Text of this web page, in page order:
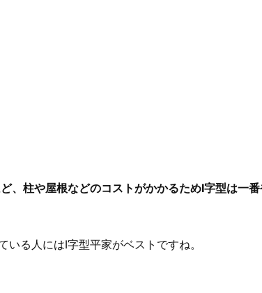
、柱や屋根などのコストがかかるためI字型は一
る人にはI字型平家がベストですね。